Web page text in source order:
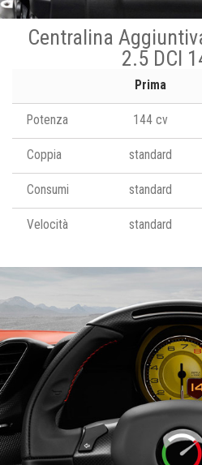
Centralina
2.5 DCI
Prima
Potenza 144 cv
Coppia standard
Consumi standard
Velocità standard